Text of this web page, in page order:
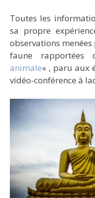
Toutes les
sa propre
observations
faune
animale« , paru aux
vidéo-conférence à